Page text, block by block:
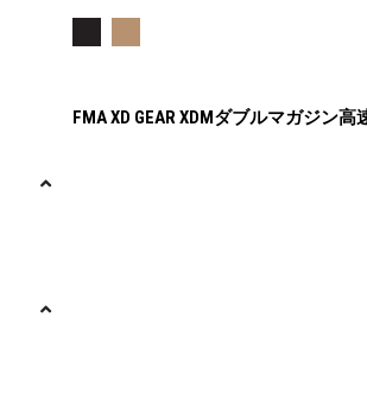
FMA XD GEAR XDMダブルマガジン高